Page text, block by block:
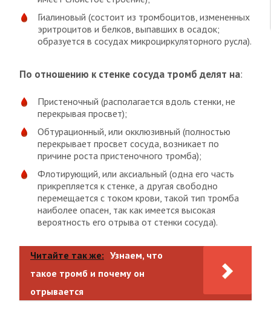
Гиалиновый (состоит из тромбоцитов, измененных
эритроцитов и белков, выпавших в осадок;
образуется в сосудах микроциркуляторного русла).
По отношению к стенке сосуда тромб делят на:
Пристеночный (располагается вдоль стенки, не
перекрывая просвет);
Обтурационный, или окклюзивный (полностью
перекрывает просвет сосуда, возникает по
причине роста пристеночного тромба);
Флотирующий, или аксиальный (одна его часть
прикрепляется к стенке, а другая свободно
перемещается с током крови, такой тип тромба
наиболее опасен, так как имеется высокая
вероятность его отрыва от стенки сосуда).
Читайте так же: Узнаем, что
такое тромб и почему он
отрывается